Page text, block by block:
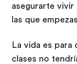
asegurarte vivir
las que
La vida es para
clases no